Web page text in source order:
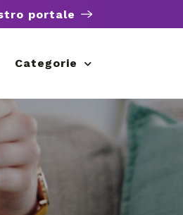
portale
Categorie